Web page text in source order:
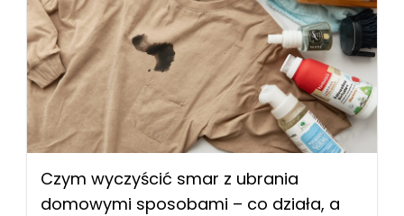
Czym wyczyścić smar z ubrania
domowymi sposobami – co działa, a